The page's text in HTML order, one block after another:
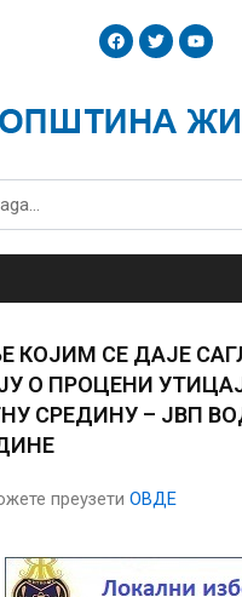
F
a
c
o
o
T
w
i
e
r
Y
o
u
b
e
КОЈИМ СЕ ДАЈЕ
О ПРОЦЕНИ
СРЕДИНУ – ЈВП
преузети ОВДЕ